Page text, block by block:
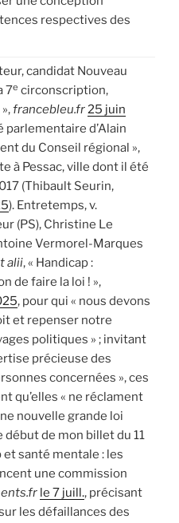
respectives des
candidat Nouveau
7e circonscription,
francebleu.fr25 juin
parlementaire d’Alain
du Conseil régional »,
à Pessac, ville dont il été
(Thibault Seurin,
). Entretemps, v.
(PS), Christine Le
Vermorel-Marques
alii, « Handicap :
de faire la loi ! »,
, pour qui « nous devons
et repenser notre
politiques » ; invitant
précieuse des
concernées », ces
qu’elles « ne réclament
nouvelle grande loi
début de mon billet du 11
et santé mentale : les
une commission
le 7 juill., précisant
les défaillances des